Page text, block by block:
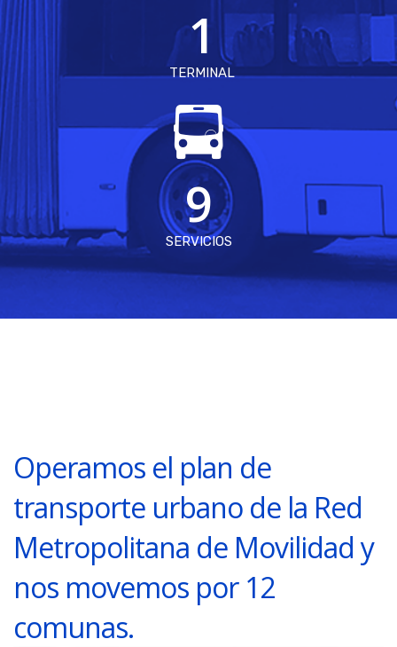
1
TERMINAL
9
SERVICIOS
Operamos el plan de
transporte urbano de la Red
Metropolitana de Movilidad y
nos movemos por 12
comunas.